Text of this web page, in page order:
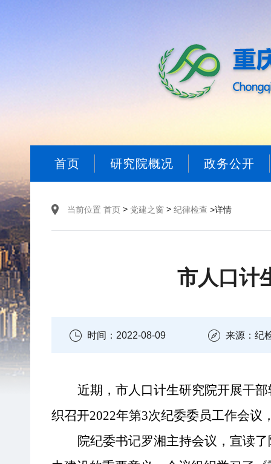
首页 研究院概况 政务公开
当前位置 首页 > 党建之窗 > 纪律检查 >详情
市人口计
时间：2022-08-09 来源：纪
近期， 市人口计生研究院开展干
织召开2022年第3次纪委委员工作会议
院纪委书记罗湘主持会议 ， 宣读